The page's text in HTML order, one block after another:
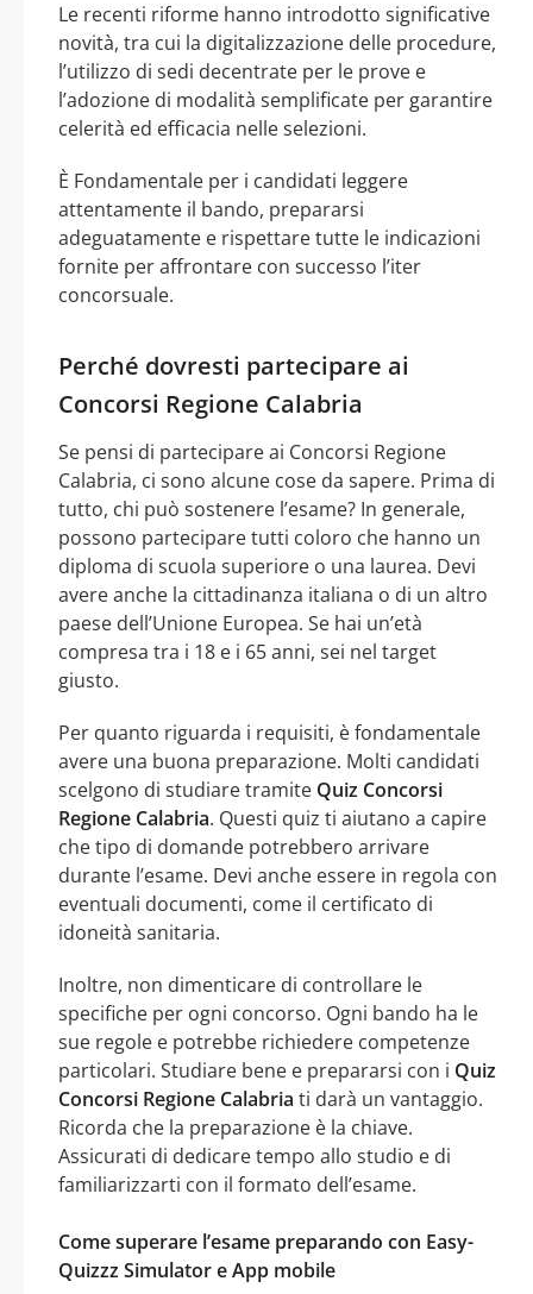
Le recenti riforme hanno introdotto significative
novità, tra cui la digitalizzazione delle procedure,
l’utilizzo di sedi decentrate per le prove e
l’adozione di modalità semplificate per garantire
celerità ed efficacia nelle selezioni.
È Fondamentale per i candidati leggere
attentamente il bando, prepararsi
adeguatamente e rispettare tutte le indicazioni
fornite per affrontare con successo l’iter
concorsuale.
Perché dovresti partecipare ai
Concorsi Regione Calabria
Se pensi di partecipare ai Concorsi Regione
Calabria, ci sono alcune cose da sapere. Prima di
tutto, chi può sostenere l’esame? In generale,
possono partecipare tutti coloro che hanno un
diploma di scuola superiore o una laurea. Devi
avere anche la cittadinanza italiana o di un altro
paese dell’Unione Europea. Se hai un’età
compresa tra i 18 e i 65 anni, sei nel target
giusto.
Per quanto riguarda i requisiti, è fondamentale
avere una buona preparazione. Molti candidati
scelgono di studiare tramite Quiz Concorsi
Regione Calabria. Questi quiz ti aiutano a capire
che tipo di domande potrebbero arrivare
durante l’esame. Devi anche essere in regola con
eventuali documenti, come il certificato di
idoneità sanitaria.
Inoltre, non dimenticare di controllare le
specifiche per ogni concorso. Ogni bando ha le
sue regole e potrebbe richiedere competenze
particolari. Studiare bene e prepararsi con i Quiz
Concorsi Regione Calabria ti darà un vantaggio.
Ricorda che la preparazione è la chiave.
Assicurati di dedicare tempo allo studio e di
familiarizzarti con il formato dell’esame.
Come superare l’esame preparando con Easy-
Quizzz Simulator e App mobile